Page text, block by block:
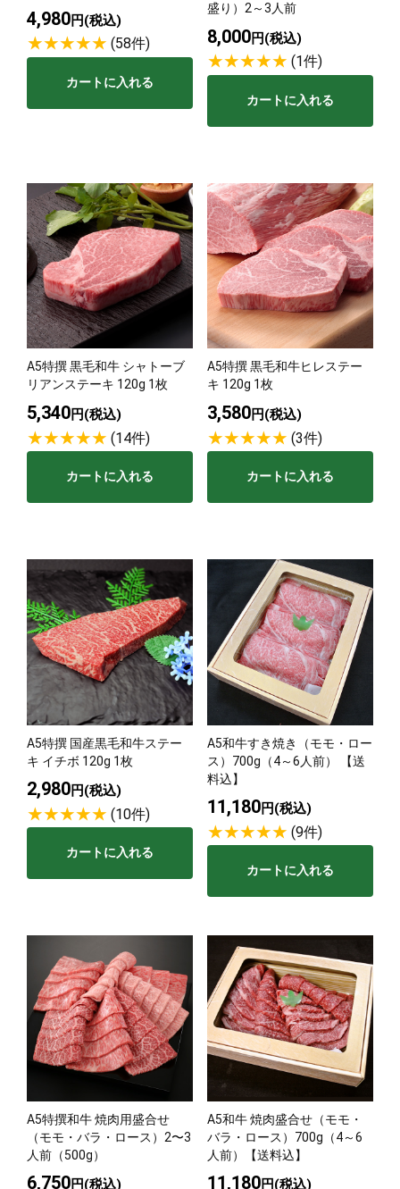
4,980円(税込)
(58件)
カートに入れる
盛り）2～3人前
8,000円(税込)
(1件)
カートに入れる
A5特撰 黒毛和牛 シャトーブ
リアンステーキ 120g 1枚
5,340円(税込)
(14件)
カートに入れる
A5特撰 黒毛和牛ヒレステー
キ 120g 1枚
3,580円(税込)
(3件)
カートに入れる
A5特撰 国産黒毛和牛ステー
キ イチボ 120g 1枚
2,980円(税込)
(10件)
カートに入れる
A5和牛すき焼き（モモ・ロー
ス）700g（4～6人前） 【送
料込】
11,180円(税込)
(9件)
カートに入れる
A5特撰和牛 焼肉用盛合せ
（モモ・バラ・ロース）2〜3
人前（500g）
6,750円(税込)
A5和牛 焼肉盛合せ（モモ・
バラ・ロース）700g（4～6
人前）【送料込】
11,180円(税込)